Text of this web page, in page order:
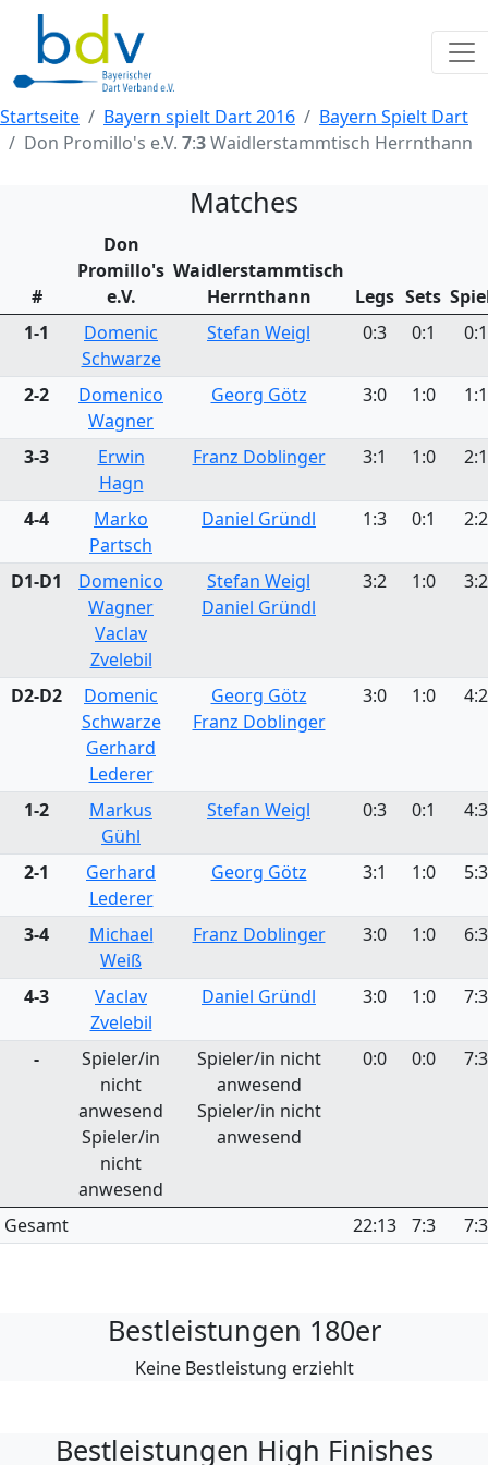
Startseite Bayern spielt Dart 2016
Bayern Spielt Dart
Don Promillo's e.V. 7:3Waidlerstammtisch Herrnthann
Matches
#
Don
Promillo's
e.V.
Waidlerstammtisch
Herrnthann
Legs Sets
1-1
Domenic
Schwarze
Stefan Weigl 0:3 0:1 0:1
2-2
Domenico
Wagner
Georg Götz 3:0 1:0 1:1
3-3
Erwin
Hagn
Franz Doblinger 3:1 1:0 2:1
4-4
Marko
Partsch
Daniel Gründl 1:3 0:1 2:2
D1-D1
Domenico
Wagner
Vaclav
Zvelebil
Stefan Weigl
Daniel Gründl
3:2 1:0 3:2
D2-D2
Domenic
Schwarze
Gerhard
Lederer
Georg Götz
Franz Doblinger
3:0 1:0 4:2
1-2
Markus
Gühl
Stefan Weigl 0:3 0:1 4:3
2-1
Gerhard
Lederer
Georg Götz 3:1 1:0 5:3
3-4
Michael
Weiß
Franz Doblinger 3:0 1:0 6:3
4-3
Vaclav
Zvelebil
Daniel Gründl 3:0 1:0 7:3
-
Spieler/in
nicht
anwesend
Spieler/in
nicht
anwesend
Spieler/in nicht
anwesend
Spieler/in nicht
anwesend
0:0 0:0 7:3
Gesamt 22:13 7:3 7:3
Bestleistungen 180er
Keine Bestleistung erziehlt
Bestleistungen High Finishes